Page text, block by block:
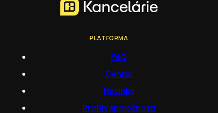
PLATFORMA
FAQ
Cenník
Novinky
Profily spoločností